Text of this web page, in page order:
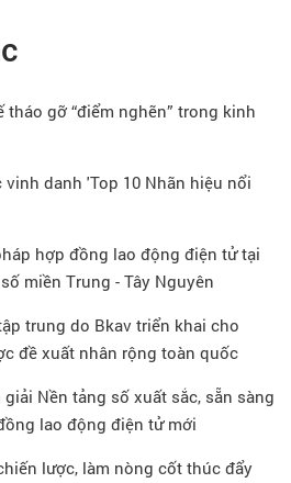
tháo gỡ “điểm nghẽn” trong kinh
danh 'Top 10 Nhãn hiệu nổi
hợp đồng lao động điện tử tại
miền Trung - Tây Nguyên
trung do Bkav triển khai cho
đề xuất nhân rộng toàn quốc
Nền tảng số xuất sắc, sẵn sàng
lao động điện tử mới
lược, làm nòng cốt thúc đẩy